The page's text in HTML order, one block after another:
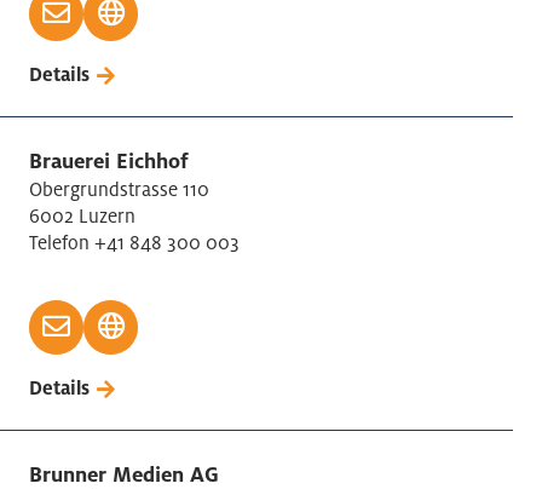
Details
Brauerei Eichhof
Obergrundstrasse 110
6002 Luzern
Telefon +41 848 300 003
Details
Brunner Medien AG